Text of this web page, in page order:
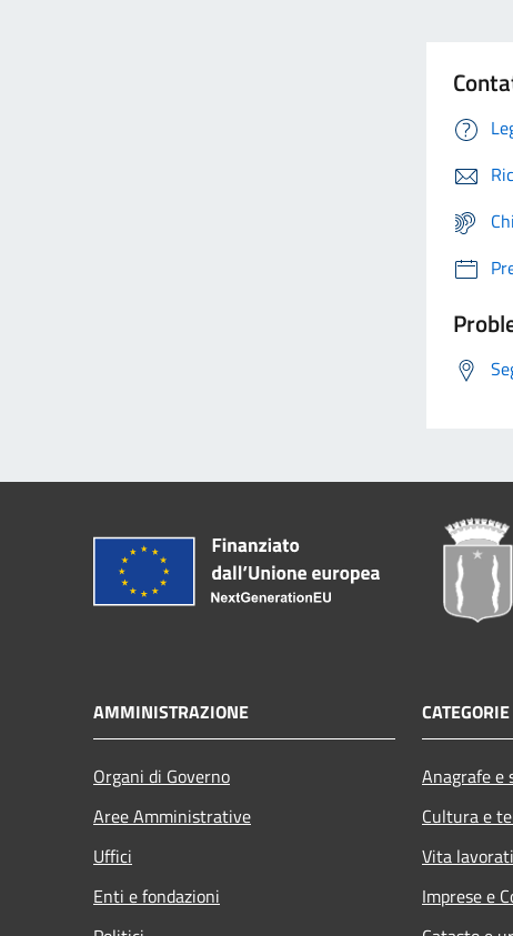
AMMINISTRAZIONE
Organi di Governo
Aree Amministrative
Uffici
Enti e fondazioni
Anagrafe e
Cultura e
Vita
Imprese e